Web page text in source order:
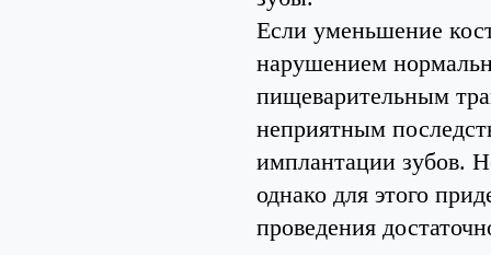
Если уменьшение
нарушением
пищеварительным
неприятным
имплантации зубов.
однако для этого
проведения